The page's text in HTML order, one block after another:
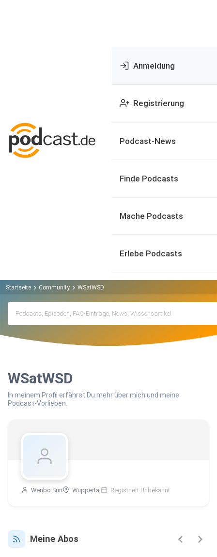
Anmeldung
Registrierung
Podcast-News
Finde Podcasts
Mache Podcasts
Erlebe Podcasts
Startseite Community WSatWSD
WSatWSD
In meinem Profil erfährst Du mehr über mich und meine
Podcast-Vorlieben.
Wenbo Sun Wuppertal Registriert Unbekannt
Meine Abos